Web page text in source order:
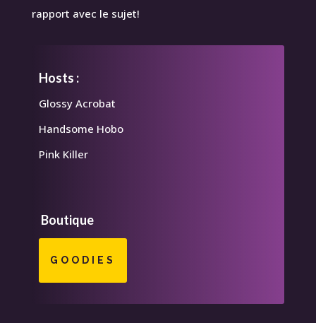
rapport avec le sujet!
Hosts :
Glossy Acrobat
Handsome Hobo
Pink Killer
Boutique
GOODIES